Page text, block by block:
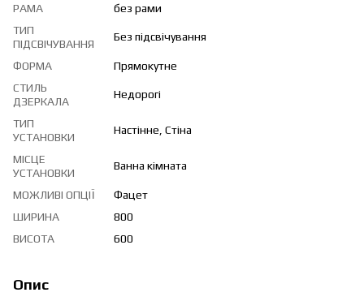
РАМА
без рами
ТИП
ПІДСВІЧУВАННЯ
Без підсвічування
ФОРМА
Прямокутне
СТИЛЬ
ДЗЕРКАЛА
Недорогі
ТИП
УСТАНОВКИ
Настінне, Стіна
МІСЦЕ
УСТАНОВКИ
Ванна кімната
МОЖЛИВІ ОПЦІЇ
Фацет
ШИРИНА
800
ВИСОТА
600
Опис